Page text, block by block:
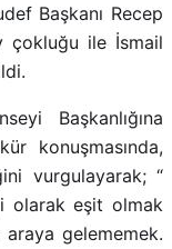
Başkanı Recep
çokluğu ile İsmail
Başkanlığına
konuşmasında,
vurgulayarak; “
olarak eşit olmak
gelememek.